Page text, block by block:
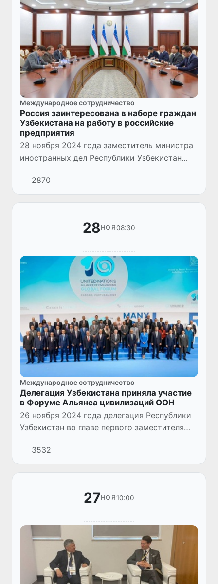
Международное сотрудничество
Россия заинтересована в наборе граждан
Узбекистана на работу в российские
предприятия
28 ноября 2024 года заместитель министра
иностранных дел Республики Узбекистан
Олимжон Абдуллаев встретился с
Чрезвычайным и Полномочным Послом
Российской Федерации в Узбекистане О...
2870
28НОЯ08:30
Международное сотрудничество
Делегация Узбекистана приняла участие
в Форуме Альянса цивилизаций ООН
26 ноября 2024 года делегация Республики
Узбекистан во главе первого заместителя
министра иностранных дел Бахромжона
Аълоева приняла участие в работе 10-го
Форума Альянса цивилизац...
3532
27НОЯ10:00